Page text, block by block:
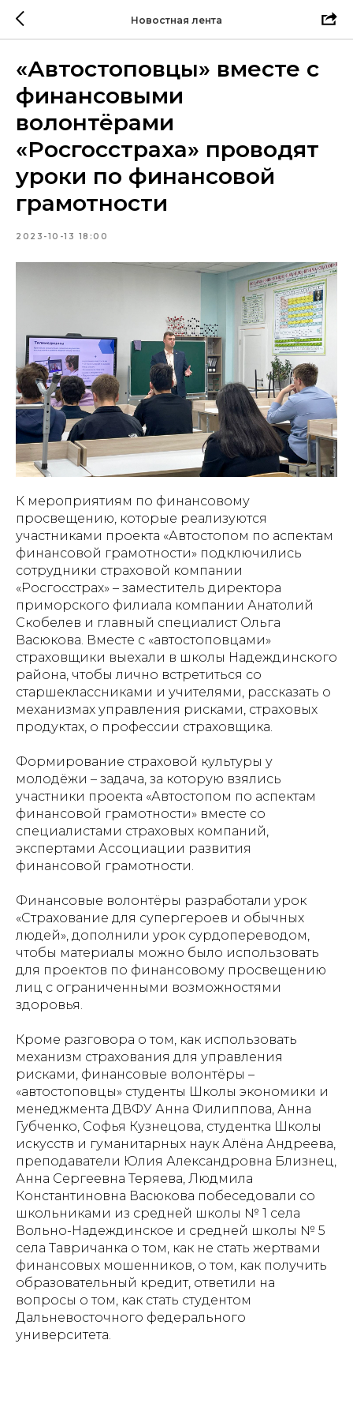
Новостная лента
«Автостоповцы» вместе с
финансовыми
волонтёрами
«Росгосстраха» проводят
уроки по финансовой
грамотности
2023-10-13 18:00
К мероприятиям по финансовому
просвещению, которые реализуются
участниками проекта «Автостопом по аспектам
финансовой грамотности» подключились
сотрудники страховой компании
«Росгосстрах» – заместитель директора
приморского филиала компании Анатолий
Скобелев и главный специалист Ольга
Васюкова. Вместе с «автостоповцами»
страховщики выехали в школы Надеждинского
района, чтобы лично встретиться со
старшеклассниками и учителями, рассказать о
механизмах управления рисками, страховых
продуктах, о профессии страховщика.
Формирование страховой культуры у
молодёжи – задача, за которую взялись
участники проекта «Автостопом по аспектам
финансовой грамотности» вместе со
специалистами страховых компаний,
экспертами Ассоциации развития
финансовой грамотности.
Финансовые волонтёры разработали урок
«Страхование для супергероев и обычных
людей», дополнили урок сурдопереводом,
чтобы материалы можно было использовать
для проектов по финансовому просвещению
лиц с ограниченными возможностями
здоровья.
Кроме разговора о том, как использовать
механизм страхования для управления
рисками, финансовые волонтёры –
«автостоповцы» студенты Школы экономики и
менеджмента ДВФУ Анна Филиппова, Анна
Губченко, Софья Кузнецова, студентка Школы
искусств и гуманитарных наук Алёна Андреева,
преподаватели Юлия Александровна Близнец,
Анна Сергеевна Теряева, Людмила
Константиновна Васюкова побеседовали со
школьниками из средней школы № 1 села
Вольно-Надеждинское и средней школы № 5
села Тавричанка о том, как не стать жертвами
финансовых мошенников, о том, как получить
образовательный кредит, ответили на
вопросы о том, как стать студентом
Дальневосточного федерального
университета.